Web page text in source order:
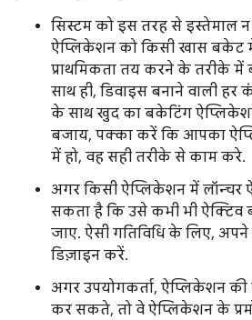
सिस्टम को इस तरह से
ऐप्लिकेशन को किसी खास बकेट
प्राथमिकता तय करने के तरीके
साथ ही, डिवाइस बनाने वाली हर
के साथ खुद का बकेटिंग
बजाय, पक्का करें कि आपका
में हो, वह सही तरीके से काम करे.
अगर किसी ऐप्लिकेशन में लॉन्चर
सकता है कि उसे कभी भी ऐक्टिव
जाए. ऐसी गतिविधि के लिए,
डिज़ाइन करें.
अगर उपयोगकर्ता, ऐप्लिकेशन
कर सकते, तो वे ऐप्लिकेशन के